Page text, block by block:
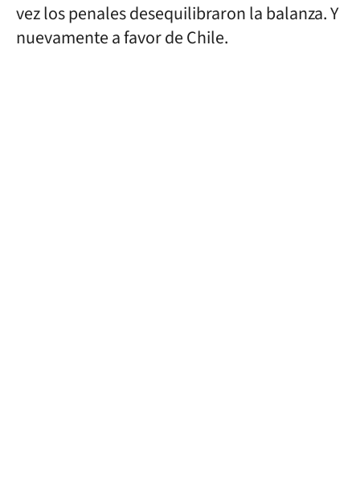
vez los penales desequilibraron la balanza. Y
nuevamente a favor de Chile.